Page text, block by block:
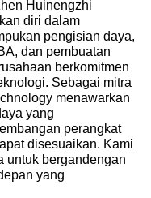
Huinengzhi
diri dalam
pengisian daya,
dan pembuatan
berkomitmen
Sebagai mitra
menawarkan
yang
perangkat
disesuaikan. Kami
untuk bergandengan
yang